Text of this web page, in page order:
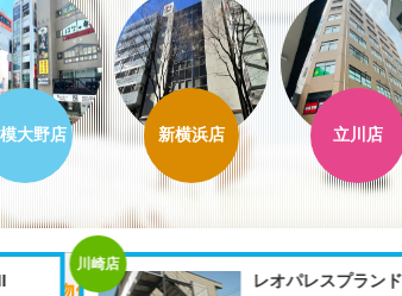
大野店 新横浜店 立川店
川崎店